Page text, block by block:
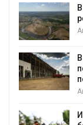
Ницы после
паводка
после
ареалы